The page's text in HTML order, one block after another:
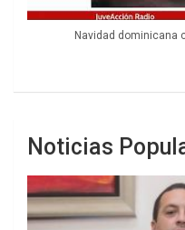
Navidad dominicana
Noticias